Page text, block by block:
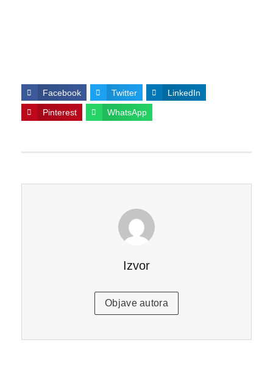
Facebook Twitter LinkedIn
Pinterest WhatsApp
Izvor
Objave autora